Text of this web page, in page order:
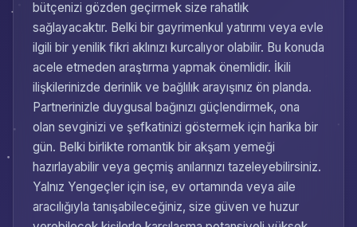
bütçenizi gözden geçirmek size rahatlık
sağlayacaktır. Belki bir gayrimenkul yatırımı veya evle
ilgili bir yenilik fikri aklınızı kurcalıyor olabilir. Bu konuda
acele etmeden araştırma yapmak önemlidir. İkili
ilişkilerinizde derinlik ve bağlılık arayışınız ön planda.
Partnerinizle duygusal bağınızı güçlendirmek, ona
olan sevginizi ve şefkatinizi göstermek için harika bir
gün. Belki birlikte romantik bir akşam yemeği
hazırlayabilir veya geçmiş anılarınızı tazeleyebilirsiniz.
Yalnız Yengeçler için ise, ev ortamında veya aile
aracılığıyla tanışabileceğiniz, size güven ve huzur